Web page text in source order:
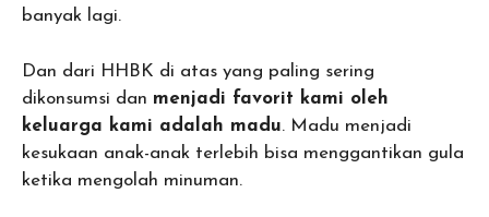
banyak lagi.
Dan dari HHBK di atas yang paling sering
dikonsumsi dan menjadi favorit kami oleh
keluarga kami adalah madu. Madu menjadi
kesukaan anak-anak terlebih bisa menggantikan gula
ketika mengolah minuman.